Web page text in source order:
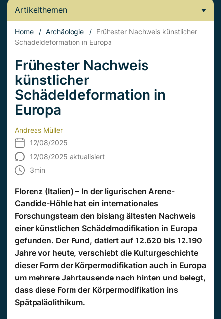
Artikelthemen
Home / Archäologie / Frühester Nachweis künstlicher
Schädeldeformation in Europa
Frühester Nachweis
künstlicher
Schädeldeformation in
Europa
Andreas Müller
12/08/2025
12/08/2025 aktualisiert
3min
Florenz (Italien) – In der ligurischen Arene-
Candide-Höhle hat ein internationales
Forschungsteam den bislang ältesten Nachweis
einer künstlichen Schädelmodifikation in Europa
gefunden. Der Fund, datiert auf 12.620 bis 12.190
Jahre vor heute, verschiebt die Kulturgeschichte
dieser Form der Körpermodifikation auch in Europa
um mehrere Jahrtausende nach hinten und belegt,
dass diese Form der Körpermodifikation ins
Spätpaläolithikum.